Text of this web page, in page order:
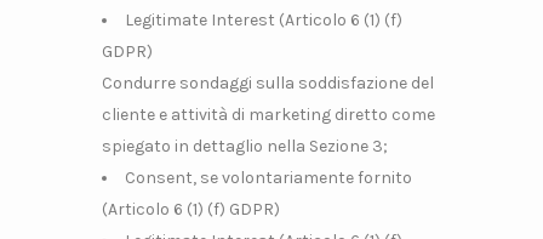
Legitimate Interest (Articolo 6 (1) (f)
GDPR)
Condurre sondaggi sulla soddisfazione del
cliente e attività di marketing diretto come
spiegato in dettaglio nella Sezione 3;
Consent, se volontariamente fornito
(Articolo 6 (1) (f) GDPR)